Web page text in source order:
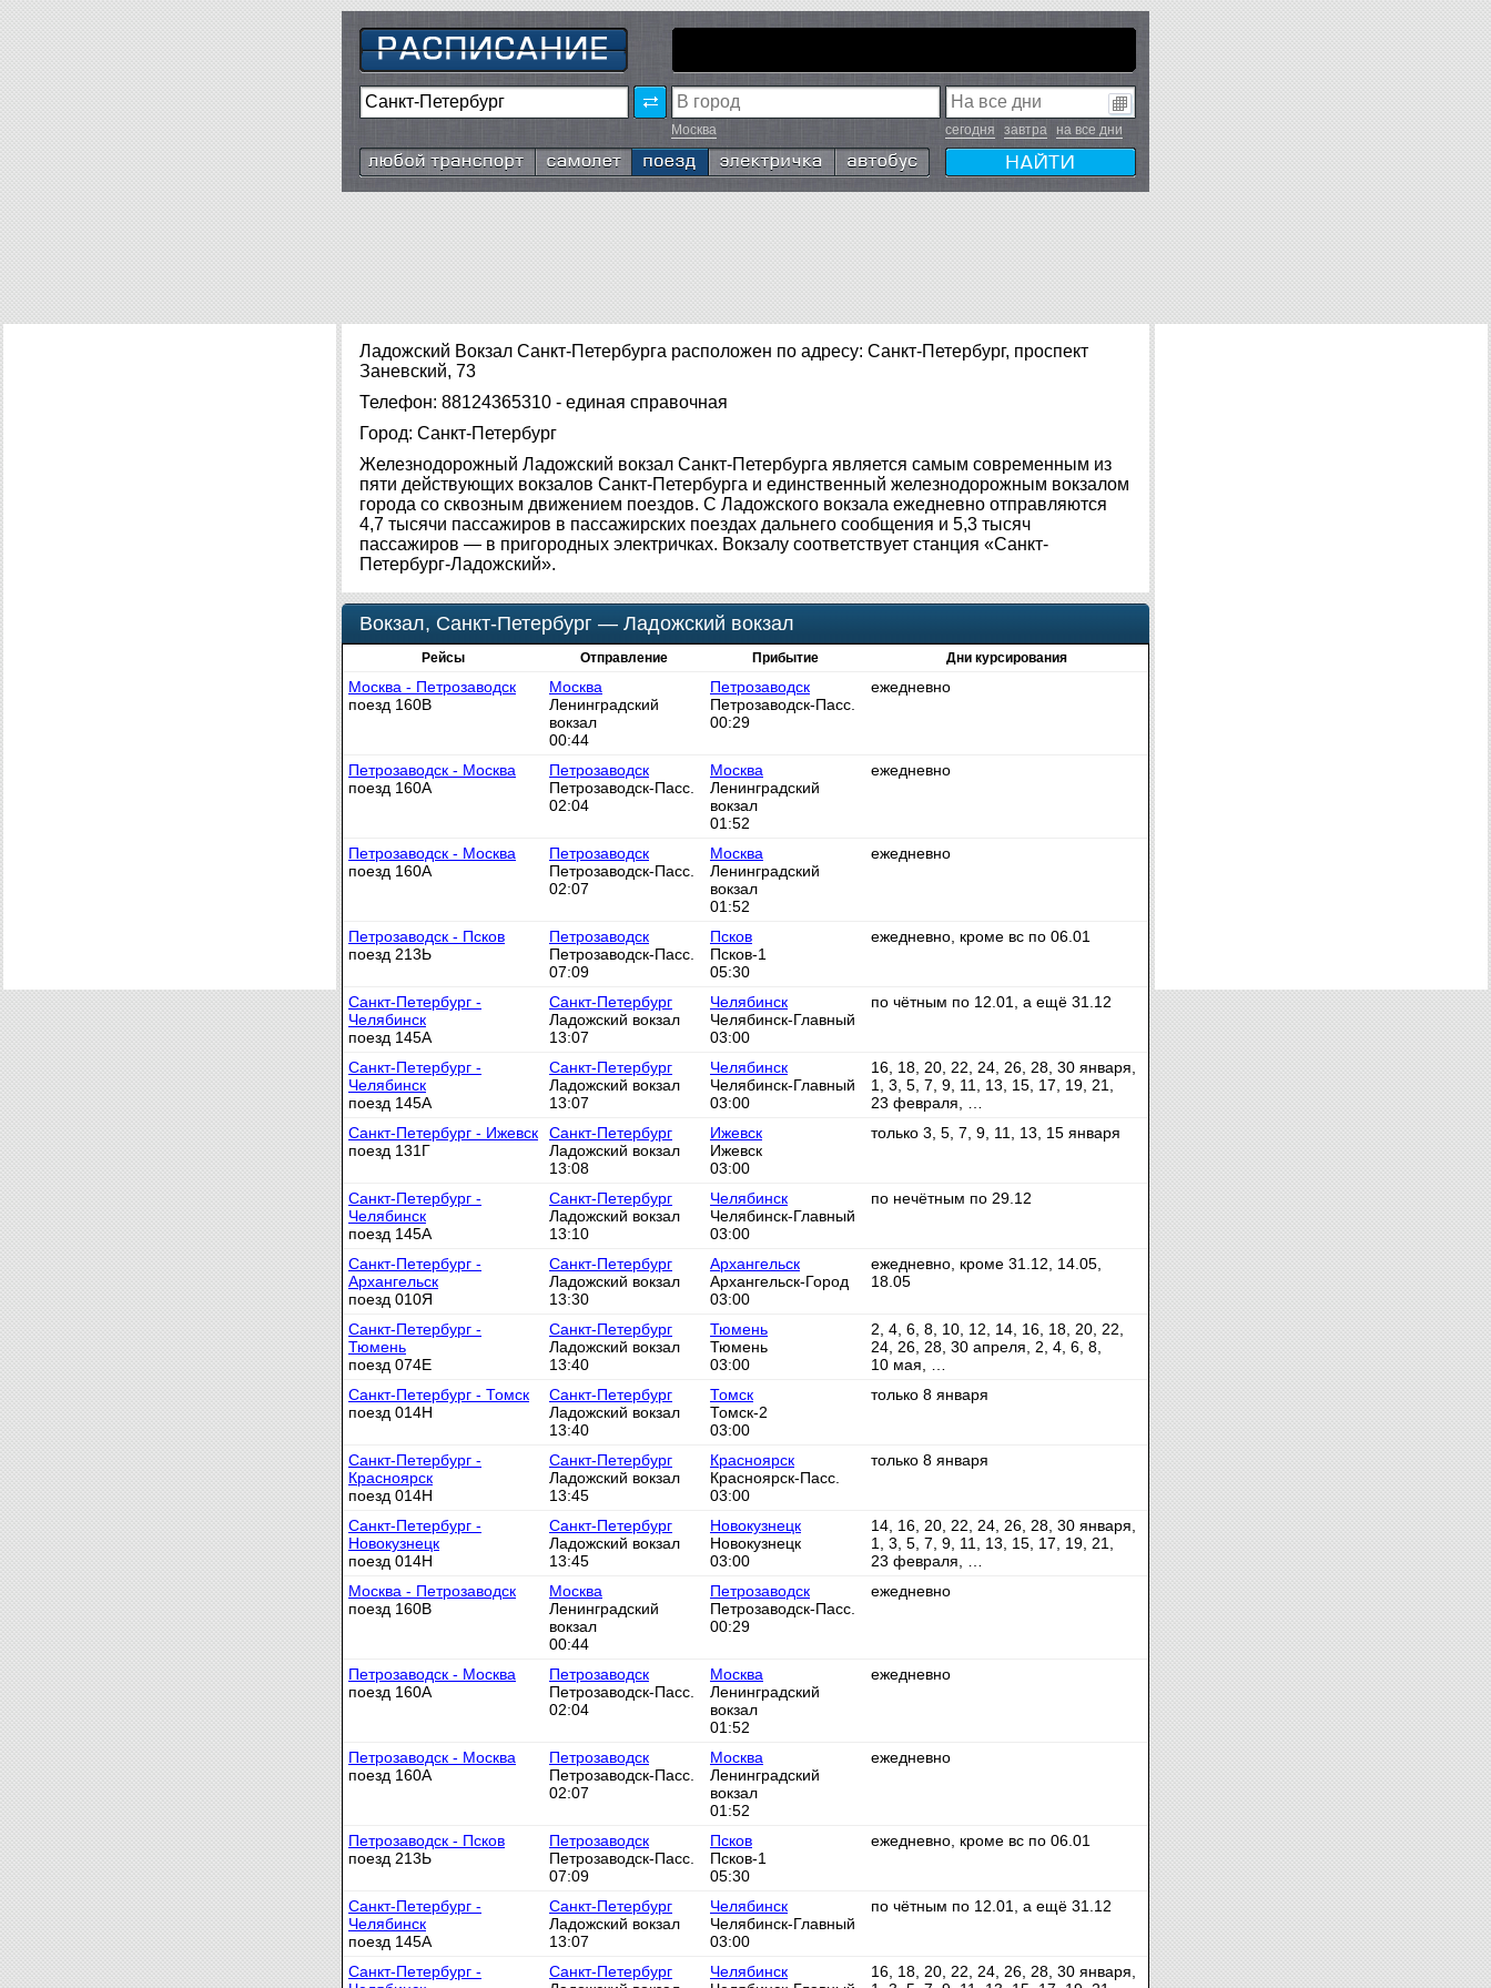
Москва сегодня завтра на все дни
Любой транспорт Самолёт Поезд Электричка Автобус
Ладожский Вокзал Санкт-Петербурга расположен по адресу: Санкт-Петербург, проспект
Заневский, 73
Телефон: 88124365310 - единая справочная
Город: Санкт-Петербург
Железнодорожный Ладожский вокзал Санкт-Петербурга является самым современным из
пяти действующих вокзалов Санкт-Петербурга и единственный железнодорожным вокзалом
города со сквозным движением поездов. С Ладожского вокзала ежедневно отправляются
4,7 тысячи пассажиров в пассажирских поездах дальнего сообщения и 5,3 тысяч
пассажиров — в пригородных электричках. Вокзалу соответствует станция «Санкт-
Петербург-Ладожский».
Вокзал, Санкт-Петербург — Ладожский вокзал
Рейсы Отправление Прибытие Дни курсирования
Москва - Петрозаводск
поезд 160В
Москва
Ленинградский
вокзал
00:44
Петрозаводск
Петрозаводск-Пасс.
00:29
ежедневно
Петрозаводск - Москва
поезд 160А
Петрозаводск
Петрозаводск-Пасс.
02:04
Москва
Ленинградский
вокзал
01:52
ежедневно
Петрозаводск - Москва
поезд 160А
Петрозаводск
Петрозаводск-Пасс.
02:07
Москва
Ленинградский
вокзал
01:52
ежедневно
Петрозаводск - Псков
поезд 213Ь
Петрозаводск
Петрозаводск-Пасс.
07:09
Псков
Псков-1
05:30
ежедневно, кроме вс по 06.01
Санкт-Петербург -
Челябинск
поезд 145А
Санкт-Петербург
Ладожский вокзал
13:07
Челябинск
Челябинск-Главный
03:00
по чётным по 12.01, а ещё 31.12
Санкт-Петербург -
Челябинск
поезд 145А
Санкт-Петербург
Ладожский вокзал
13:07
Челябинск
Челябинск-Главный
03:00
16, 18, 20, 22, 24, 26, 28, 30 января,
1, 3, 5, 7, 9, 11, 13, 15, 17, 19, 21,
23 февраля, …
Санкт-Петербург - Ижевск
поезд 131Г
Санкт-Петербург
Ладожский вокзал
13:08
Ижевск
Ижевск
03:00
только 3, 5, 7, 9, 11, 13, 15 января
Санкт-Петербург -
Челябинск
поезд 145А
Санкт-Петербург
Ладожский вокзал
13:10
Челябинск
Челябинск-Главный
03:00
по нечётным по 29.12
Санкт-Петербург -
Архангельск
поезд 010Я
Санкт-Петербург
Ладожский вокзал
13:30
Архангельск
Архангельск-Город
03:00
ежедневно, кроме 31.12, 14.05,
18.05
Санкт-Петербург -
Тюмень
поезд 074Е
Санкт-Петербург
Ладожский вокзал
13:40
Тюмень
Тюмень
03:00
2, 4, 6, 8, 10, 12, 14, 16, 18, 20, 22,
24, 26, 28, 30 апреля, 2, 4, 6, 8,
10 мая, …
Санкт-Петербург - Томск
поезд 014Н
Санкт-Петербург
Ладожский вокзал
13:40
Томск
Томск-2
03:00
только 8 января
Санкт-Петербург -
Красноярск
поезд 014Н
Санкт-Петербург
Ладожский вокзал
13:45
Красноярск
Красноярск-Пасс.
03:00
только 8 января
Санкт-Петербург -
Новокузнецк
поезд 014Н
Санкт-Петербург
Ладожский вокзал
13:45
Новокузнецк
Новокузнецк
03:00
14, 16, 20, 22, 24, 26, 28, 30 января,
1, 3, 5, 7, 9, 11, 13, 15, 17, 19, 21,
23 февраля, …
Москва - Петрозаводск
поезд 160В
Москва
Ленинградский
вокзал
00:44
Петрозаводск
Петрозаводск-Пасс.
00:29
ежедневно
Петрозаводск - Москва
поезд 160А
Петрозаводск
Петрозаводск-Пасс.
02:04
Москва
Ленинградский
вокзал
01:52
ежедневно
Петрозаводск - Москва
поезд 160А
Петрозаводск
Петрозаводск-Пасс.
02:07
Москва
Ленинградский
вокзал
01:52
ежедневно
Петрозаводск - Псков
поезд 213Ь
Петрозаводск
Петрозаводск-Пасс.
07:09
Псков
Псков-1
05:30
ежедневно, кроме вс по 06.01
Санкт-Петербург -
Челябинск
поезд 145А
Санкт-Петербург
Ладожский вокзал
13:07
Челябинск
Челябинск-Главный
03:00
по чётным по 12.01, а ещё 31.12
Санкт-Петербург -
Санкт-Петербург
Челябинск
16, 18, 20, 22, 24, 26, 28, 30 января,